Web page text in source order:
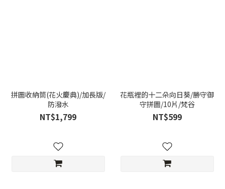
拼圖收納筒(花火慶典)/加長版/
防潑水
NT$1,799
花瓶裡的十二朵向日葵/勝守御
守拼圖/10片/梵谷
NT$599